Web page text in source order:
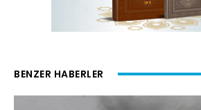
BENZER HABERLER